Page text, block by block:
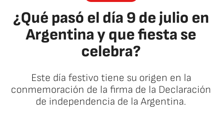
¿Qué pasó el día 9 de julio en
Argentina y que fiesta se
celebra?
Este día festivo tiene su origen en la
conmemoración de la firma de la Declaración
de independencia de la Argentina.